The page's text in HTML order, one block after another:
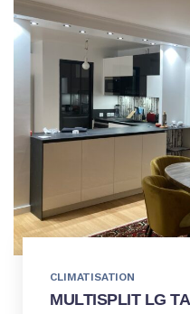
CLIMATISATION
MULTISPLIT LG